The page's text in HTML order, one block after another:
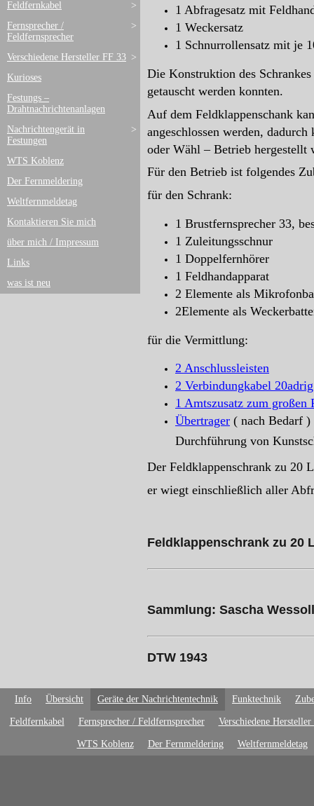
>
Feldfernkabel
>
Fernsprecher /
Feldfernsprecher
>
Verschiedene Hersteller FF 33
Kurioses
Festungs –
Drahtnachrichtenanlagen
>
Nachrichtengerät in
Festungen
WTS Koblenz
Der Fernmeldering
Weltfernmeldetag
Kontaktieren Sie mich
über mich / Impressum
Links
was ist neu
1 Abfragesatz mit
1 Weckersatz
1 Schnurrollensatz mit je
Die Konstruktion des
getauscht werden konnten.
Auf dem Feldklappenschank
angeschlossen werden,
oder Wähl – Betrieb hergestellt
Für den Betrieb ist folgendes
für den Schrank:
1 Brustfernsprecher 33,
1 Zuleitungsschnur
1 Doppelfernhörer
1 Feldhandapparat
2 Elemente als
2Elemente als
für die Vermittlung:
2 Anschlussleisten
2 Verbindungkabel 20adrig
1 Amtszusatz zum großen
Übertrager ( nach Bedarf
Durchführung von
Der Feldklappenschrank zu 20
er wiegt einschließlich aller
Feldklappenschrank zu 20
Sammlung: Sascha
DTW 1943
Info Übersicht Geräte der Nachrichtentechnik Funktechnik
Feldfernkabel Fernsprecher / Feldfernsprecher Verschiedene
WTS Koblenz Der Fernmeldering Weltfernmeldetag